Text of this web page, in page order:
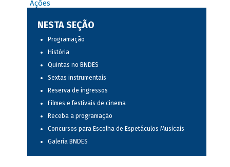
Ações
NESTA SEÇÃO
Programação
História
Quintas no BNDES
Sextas instrumentais
Reserva de ingressos
Filmes e festivais de cinema
Receba a programação
Concursos para Escolha de Espetáculos Musicais
Galeria BNDES